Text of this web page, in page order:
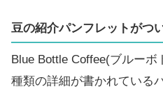
豆の紹介パンフレットがつ
Blue Bottle Coffee(ブルー
種類の詳細が書かれている